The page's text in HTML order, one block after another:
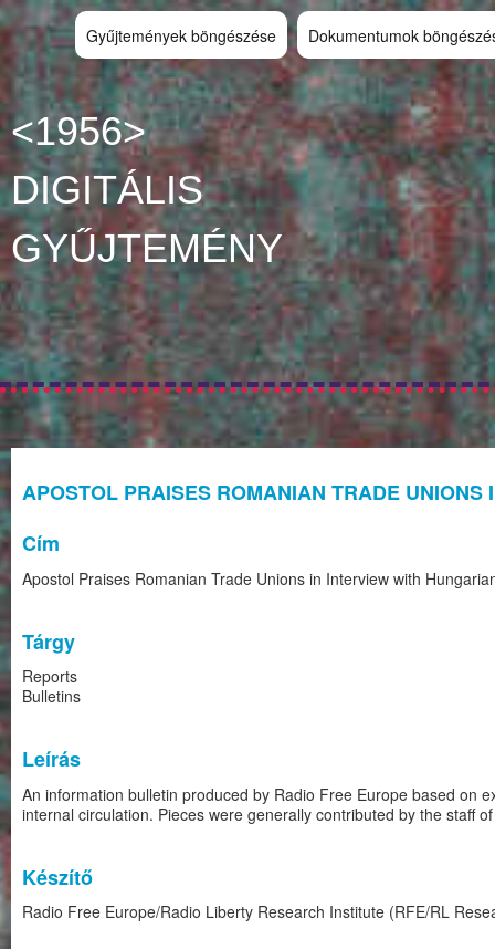
Gyűjtemények böngészése Dokumentumok
<1956>
DIGITÁLIS
GYŰJTEMÉNY
APOSTOL PRAISES ROMANIAN TRADE
Cím
Apostol Praises Romanian Trade Unions in Interview with
Tárgy
Reports
Bulletins
Leírás
An information bulletin produced by Radio Free Europe based on
internal circulation. Pieces were generally contributed by the staff
Készítő
Radio Free Europe/Radio Liberty Research Institute (RFE/RL